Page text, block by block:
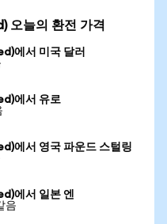
오늘의 환전 가격
에서 미국 달러
에서 유로
에서 영국 파운드 스털링
에서 일본 엔
음